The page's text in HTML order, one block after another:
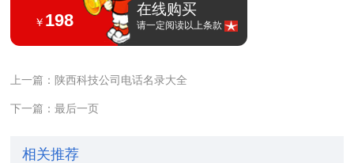
￥ 198
在线购买
请一定阅读以上条款
上一篇：陕西科技公司电话名录大全
下一篇：最后一页
相关推荐